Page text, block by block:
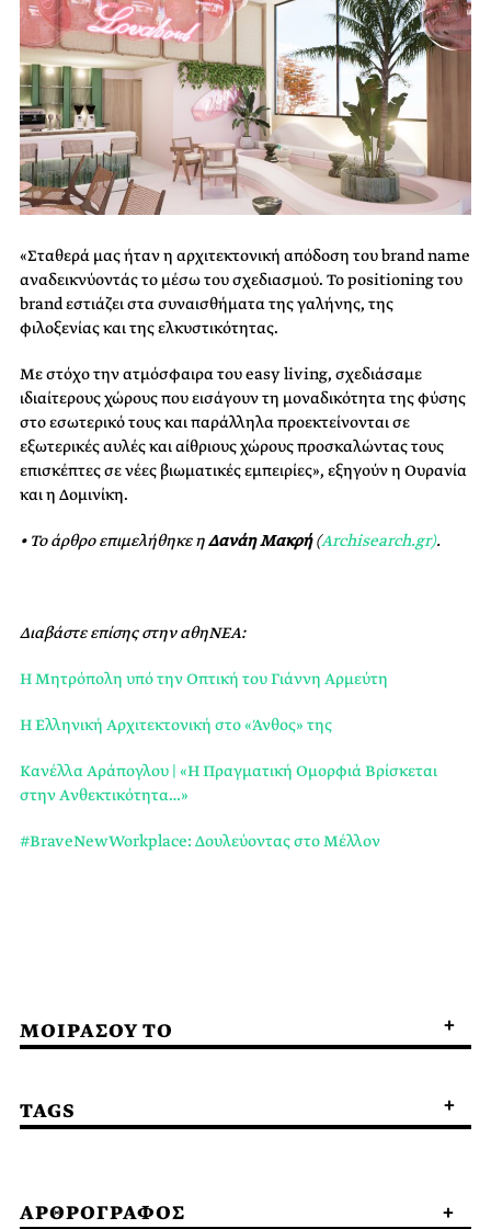
«Σταθερά μας ήταν η αρχιτεκτονική απόδοση του brand name
αναδεικνύοντάς το μέσω του σχεδιασμού. Το positioning του
brand εστιάζει στα συναισθήματα της γαλήνης, της
φιλοξενίας και της ελκυστικότητας.
Με στόχο την ατμόσφαιρα του easy living, σχεδιάσαμε
ιδιαίτερους χώρους που εισάγουν τη μοναδικότητα της φύσης
στο εσωτερικό τους και παράλληλα προεκτείνονται σε
εξωτερικές αυλές και αίθριους χώρους προσκαλώντας τους
επισκέπτες σε νέες βιωματικές εμπειρίες», εξηγούν η Ουρανία
και η Δομινίκη.
• Το άρθρο επιμελήθηκε ηΔανάη Μακρή(Αrchisearch.gr).
Διαβάστε επίσης στην αθηΝΕΑ:
Η Μητρόπολη υπό την Οπτική του Γιάννη Αρμεύτη
Η Ελληνική Αρχιτεκτονική στο «Άνθος» της
Κανέλλα Αράπογλου | «Η Πραγματική Ομορφιά Bρίσκεται
στην Aνθεκτικότητα…»
#BraveNewWorkplace: Δουλεύοντας στο Μέλλον
ΜΟΙΡΑΣΟΥ ΤΟ
TAGS
ΑΡΘΡΟΓΡΑΦΟΣ